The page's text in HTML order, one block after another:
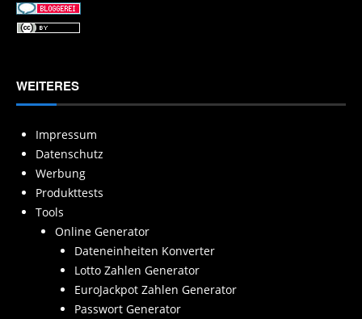
WEITERES
Impressum
Datenschutz
Werbung
Produkttests
Tools
Online Generator
Dateneinheiten Konverter
Lotto Zahlen Generator
EuroJackpot Zahlen Generator
Passwort Generator